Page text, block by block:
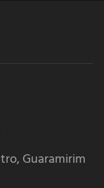
Guaramirim